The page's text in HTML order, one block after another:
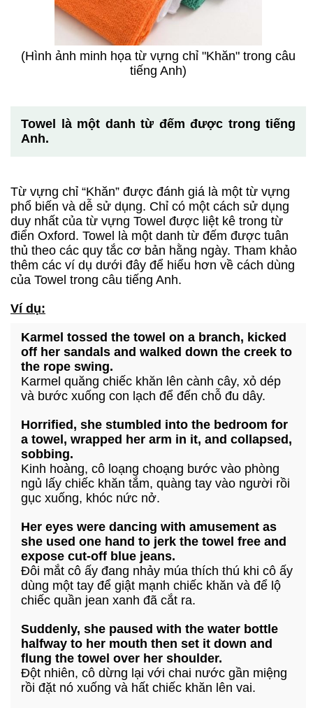
(Hình ảnh minh họa từ vựng chỉ "Khăn" trong câu
tiếng Anh)
Towel là một danh từ đếm được trong tiếng
Anh.
Từ vựng chỉ “Khăn” được đánh giá là một từ vựng
phổ biến và dễ sử dụng. Chỉ có một cách sử dụng
duy nhất của từ vựng Towel được liệt kê trong từ
điển Oxford. Towel là một danh từ đếm được tuân
thủ theo các quy tắc cơ bản hằng ngày. Tham khảo
thêm các ví dụ dưới đây để hiểu hơn về cách dùng
của Towel trong câu tiếng Anh.
Ví dụ:
Karmel tossed the towel on a branch, kicked
off her sandals and walked down the creek to
the rope swing.
Karmel quăng chiếc khăn lên cành cây, xỏ dép
và bước xuống con lạch để đến chỗ đu dây.
Horrified, she stumbled into the bedroom for
a towel, wrapped her arm in it, and collapsed,
sobbing.
Kinh hoàng, cô loạng choạng bước vào phòng
ngủ lấy chiếc khăn tắm, quàng tay vào người rồi
gục xuống, khóc nức nở.
Her eyes were dancing with amusement as
she used one hand to jerk the towel free and
expose cut-off blue jeans.
Đôi mắt cô ấy đang nhảy múa thích thú khi cô ấy
dùng một tay để giật mạnh chiếc khăn và để lộ
chiếc quần jean xanh đã cắt ra.
Suddenly, she paused with the water bottle
halfway to her mouth then set it down and
flung the towel over her shoulder.
Đột nhiên, cô dừng lại với chai nước gần miệng
rồi đặt nó xuống và hất chiếc khăn lên vai.